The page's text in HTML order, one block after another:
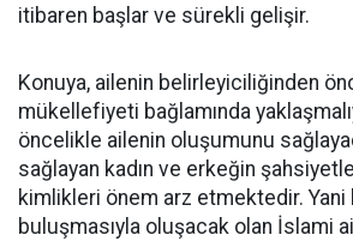
itibaren başlar ve sürekli gelişir.
Konuya, ailenin belirleyiciliğinden
mükellefiyeti bağlamında
öncelikle ailenin oluşumunu
sağlayan kadın ve erkeğin
kimlikleri önem arz etmektedir. Yani
buluşmasıyla oluşacak olan İslami